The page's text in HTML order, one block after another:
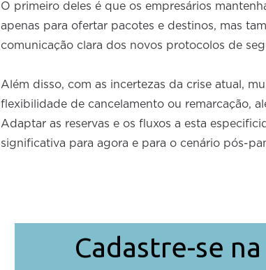
O primeiro deles é que os empresários
apenas para ofertar pacotes e destinos, mas
comunicação clara dos novos protocolos de
Além disso, com as incertezas da crise atual,
flexibilidade de cancelamento ou remarcação,
Adaptar as reservas e os fluxos a esta
significativa para agora e para o cenário pós-
Cadastre-se